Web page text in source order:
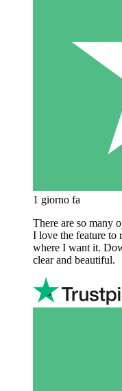
1 giorno fa
There are so many
I love the feature to
where I want it.
clear and beautiful.